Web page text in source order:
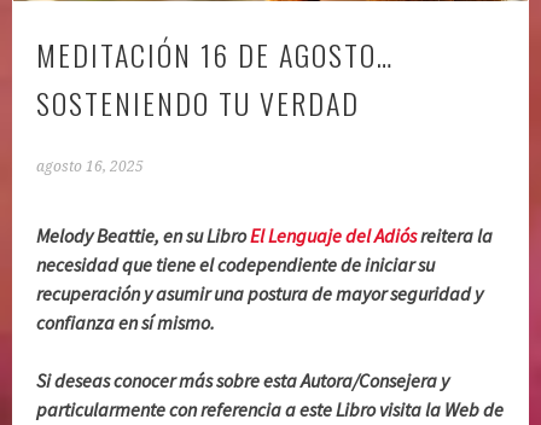
MEDITACIÓN 16 DE AGOSTO…
SOSTENIENDO TU VERDAD
agosto 16, 2025
Melody Beattie, en su LibroEl Lenguaje del Adiósreitera la
necesidad que tiene el codependiente de iniciar su
recuperación y asumir una postura de mayor seguridad y
confianza en sí mismo.
Si deseas conocer más sobre esta Autora/Consejera y
particularmente con referencia a este Libro visita la Web de